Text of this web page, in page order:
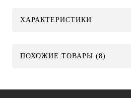
ХАРАКТЕРИСТИКИ
ПОХОЖИЕ ТОВАРЫ (8)